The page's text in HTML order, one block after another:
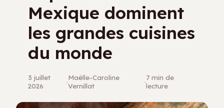
Bricolage
Mexique dominent
les grandes cuisines
du monde
3 juillet
2026
·Maëlle-Caroline
Vernillat
·7 min de
lecture